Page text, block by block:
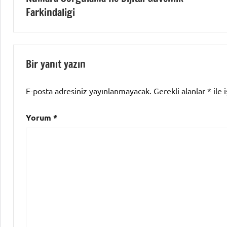
Farkindaligi
Bir yanıt yazın
E-posta adresiniz yayınlanmayacak. Gerekli alanlar * ile
Yorum *